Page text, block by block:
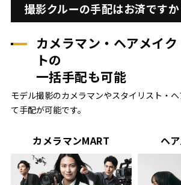
撮影クルーの手配はお済ですか
カメラマン・ヘアメイ
トの
一括手配も可能
モデル撮影のカメラマンやスタイリスト・
て手配が可能です。
カメラマンMART ヘ